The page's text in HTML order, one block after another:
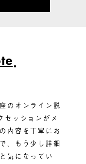
のオンライン説
セッションがメ
内容を丁寧にお
、もう少し詳細
気になってい